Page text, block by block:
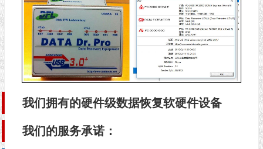
我们拥有的硬件级数据恢复软硬件设备
我们的服务承诺：